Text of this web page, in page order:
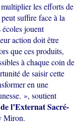
les efforts de
suffire face à la
écoles jouent
action doit être
que ces produits,
à chaque coin de
de saisir cette
en une
», soutient
l’Externat Sacré-
Miron.